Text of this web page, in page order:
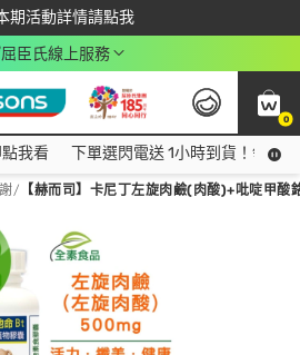
期活動詳情請點我
載app最高回饋$350
屈臣氏線上服務
0
看我看 下單選閃電送 1小時到貨！領神
/ 【赫而司】卡尼丁左旋肉鹼(肉酸)+吡啶甲